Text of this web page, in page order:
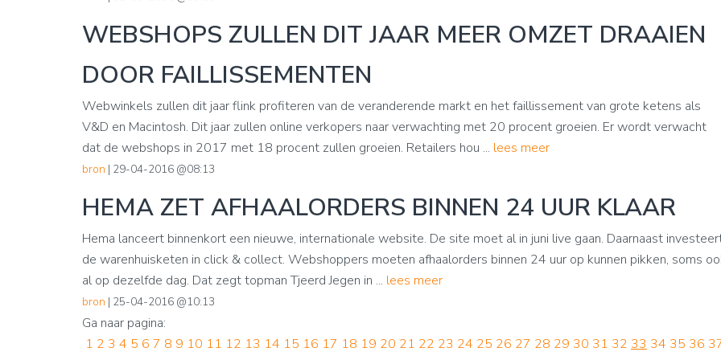
WEBSHOPS ZULLEN DIT JAAR MEER OMZET DRAAIEN
DOOR FAILLISSEMENTEN
Webwinkels zullen dit jaar flink profiteren van de veranderende markt en het faillissement van grote ketens als
V&D en Macintosh. Dit jaar zullen online verkopers naar verwachting met 20 procent groeien. Er wordt verwacht
dat de webshops in 2017 met 18 procent zullen groeien. Retailers hou ... lees meer
bron | 29-04-2016 @08:13
HEMA ZET AFHAALORDERS BINNEN 24 UUR KLAAR
Hema lanceert binnenkort een nieuwe, internationale website. De site moet al in juni live gaan. Daarnaast
de warenhuisketen in click & collect. Webshoppers moeten afhaalorders binnen 24 uur op kunnen pikken, soms
al op dezelfde dag. Dat zegt topman Tjeerd Jegen in ... lees meer
bron | 25-04-2016 @10:13
Ga naar pagina:
1 2 3 4 5 6 7 8 9 10 11 12 13 14 15 16 17 18 19 20 21 22 23 24 25 26 27 28 29 30 31 32 33 34 35 36